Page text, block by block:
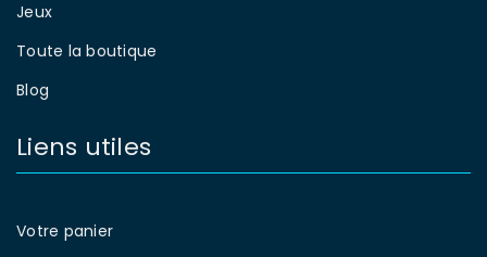
Jeux
Toute la boutique
Blog
Liens utiles
Votre panier